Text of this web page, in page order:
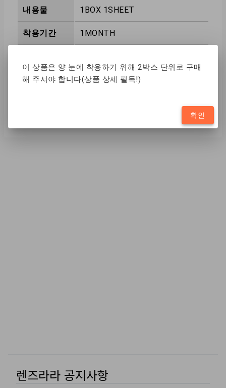
내용물 1BOX 1SHEET
착용기간 1MONTH
제조방식 CAST MOLD
렌즈라라 공지사항
이 상품은 양 눈에 착용하기 위해 2박스 단위로 구매
해 주셔야 합니다(상품 상세 필독!)
확인